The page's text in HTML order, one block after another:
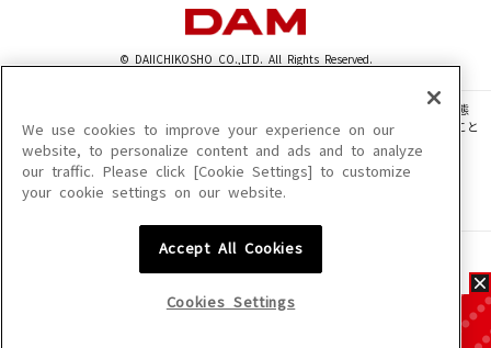
© DAIICHIKOSHO CO.,LTD. All Rights Reserved.
このサイトに掲載されている一切の文章・画像・写真・動画・音声等を、手段や形態
を問わず、著作権法の定める範囲を超えて無断で複製、転載、ファイル化などすること
を禁じます。
楽曲及びコンテンツは、機種によりご利用いただけない場合があります。
楽曲及びコンテンツの配信日、配信内容が変更になる場合があります。
We use cookies to improve your experience on our
website, to personalize content and ads and to analyze
our traffic. Please click [Cookie Settings] to customize
your cookie settings on our website.
Accept All Cookies
Cookies Settings